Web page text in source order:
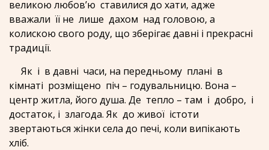
великою любов’ю ставилися до хати, адже
вважали її не лише дахом над головою, а
колискою свого роду, що зберігає давні і прекрасні
традиції.
Як і в давні часи, на передньому плані в
кімнаті розміщено піч – годувальницю. Вона –
центр житла, його душа. Де тепло – там і добро, і
достаток, і злагода. Як до живої істоти
звертаються жінки села до печі, коли випікають
хліб.